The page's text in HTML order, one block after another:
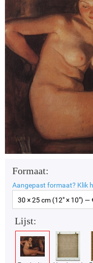
Formaat:
Aangepast formaat? Klik
30 × 25 cm (12" × 10") —
Lijst: